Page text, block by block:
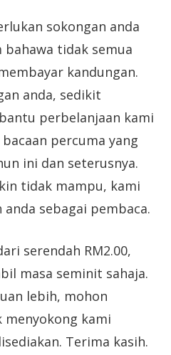
sokongan anda
tidak semua
kandungan.
anda, sedikit
perbelanjaan kami
percuma yang
ini dan seterusnya.
tidak mampu, kami
sebagai pembaca.
serendah RM2.00,
masa seminit sahaja.
lebih, mohon
kami
Terima kasih.